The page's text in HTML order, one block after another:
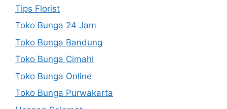
Tips Florist
Toko Bunga 24 Jam
Toko Bunga Bandung
Toko Bunga Cimahi
Toko Bunga Online
Toko Bunga Purwakarta